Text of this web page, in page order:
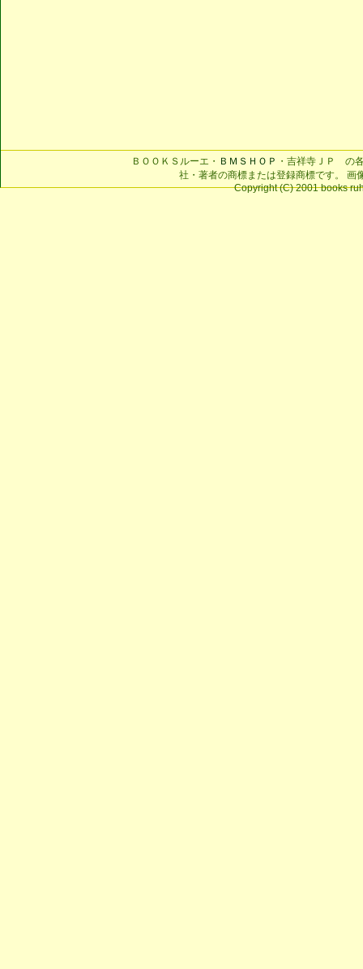
ＢＯＯＫＳルーエ・ ＢＭＳＨＯＰ ・吉祥寺ＪＰ の
社・著者の商標または登録商標です。 画
Copyright (C) 2001 books